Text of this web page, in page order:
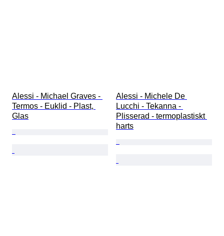
Alessi - Michael Graves -
Termos - Euklid - Plast,
Glas
Alessi - Michele De
Lucchi - Tekanna -
Plisserad - termoplastiskt
harts